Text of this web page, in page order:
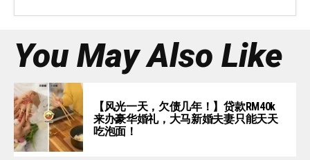
You May Also Like
【风光一天，欠债几年！】贷款RM40k
来办豪华婚礼，大马新婚夫妻只能天天
吃泡面！